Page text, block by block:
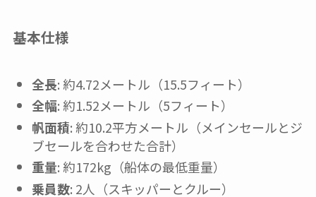
基本仕様
全長: 約4.72メートル（15.5フィート）
全幅: 約1.52メートル（5フィート）
帆面積: 約10.2平方メートル（メインセールとジ
ブセールを合わせた合計）
重量: 約172kg（船体の最低重量）
乗員数: 2人（スキッパーとクルー）